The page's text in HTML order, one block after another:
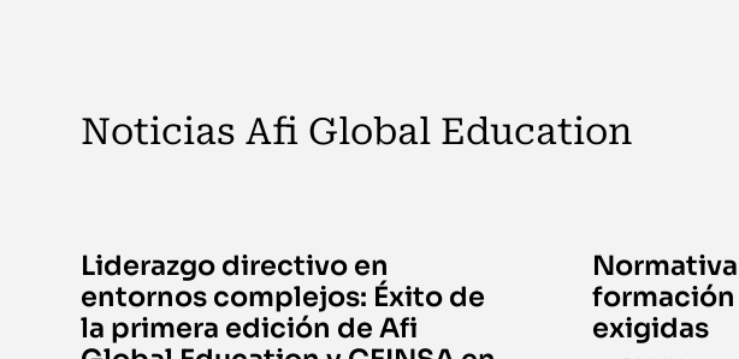
Noticias Afi Global Education
Liderazgo directivo en
entornos complejos: Éxito de
la primera edición de Afi
exigidas